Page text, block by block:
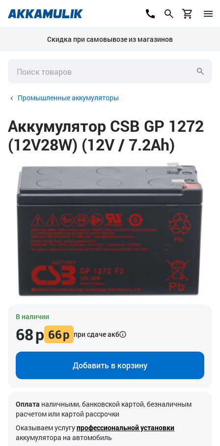
Скидка при самовывозе из магазинов
Промышленные аккумуляторы
Аккумулятор CSB GP 1272
(12V28W) (12V / 7.2Ah)
В наличии
68р 66р при сдаче акб
Добавить в корзину
Оплата наличными, банковской картой, безналичным
расчетом или картой рассрочки
Оказываем услугупрофессиональной установки
аккумулятора на автомобиль